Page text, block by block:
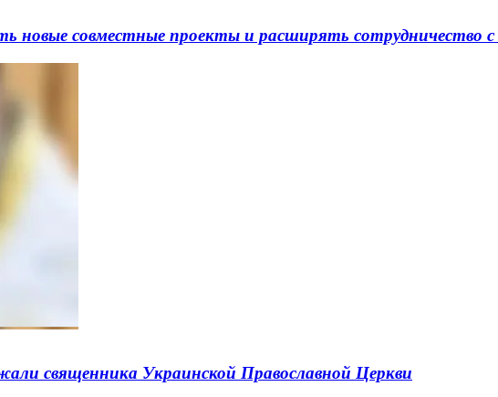
новые совместные проекты и расширять сотрудничество с
священника Украинской Православной Церкви